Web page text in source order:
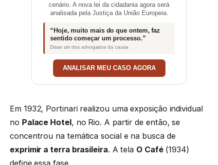
cenário. A nova lei da cidadania agora será
analisada pela Justiça da União Europeia.
“Hoje, muito mais do que ontem, faz
sentido começar um processo.”
Disse um dos advogados da causa
ANALISAR MEU CASO AGORA
Em 1932, Portinari realizou uma exposição individual
no Palace Hotel, no Rio. A partir de então, se
concentrou na temática social e na busca de
exprimir a terra brasileira. A tela O Café(1934)